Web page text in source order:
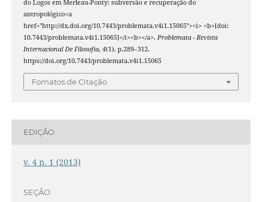
do Logos em Merleau-Ponty: subversão e recuperação do
antropológico<a
href="http://dx.doi.org/10.7443/problemata.v4i1.15065"><i> <b>[doi:
10.7443/problemata.v4i1.15065]</i><b></a>. Problemata - Revista
Internacional De Filosofia, 4(1), p.289–312.
https://doi.org/10.7443/problemata.v4i1.15065
Fomatos de Citação
EDIÇÃO
v. 4 n. 1 (2013)
SEÇÃO